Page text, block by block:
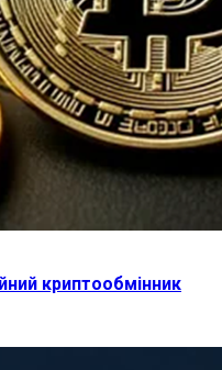
криптообмінник